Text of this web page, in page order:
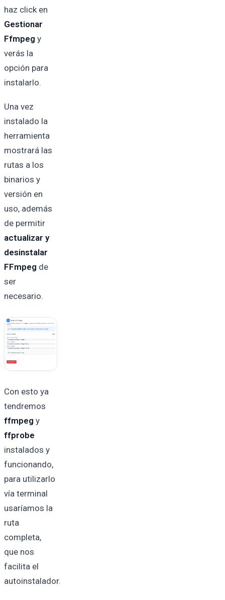
haz click en
Gestionar
Ffmpeg y
verás la
opción para
instalarlo.
Una vez
instalado la
herramienta
mostrará las
rutas a los
binarios y
versión en
uso, además
de permitir
actualizar y
desinstalar
FFmpeg de
ser
necesario.
Con esto ya
tendremos
ffmpeg y
ffprobe
instalados y
funcionando,
para utilizarlo
vía terminal
usaríamos la
ruta
completa,
que nos
facilita el
autoinstalador.